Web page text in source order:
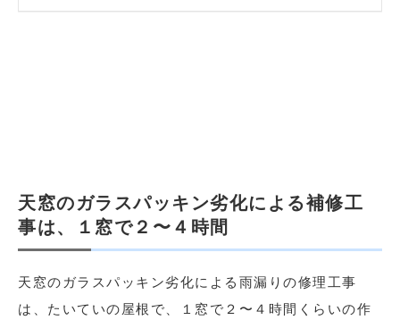
天窓のガラスパッキン劣化による補修工
事は、１窓で２〜４時間
天窓のガラスパッキン劣化による雨漏りの修理工事
は、たいていの屋根で、１窓で２〜４時間くらいの作